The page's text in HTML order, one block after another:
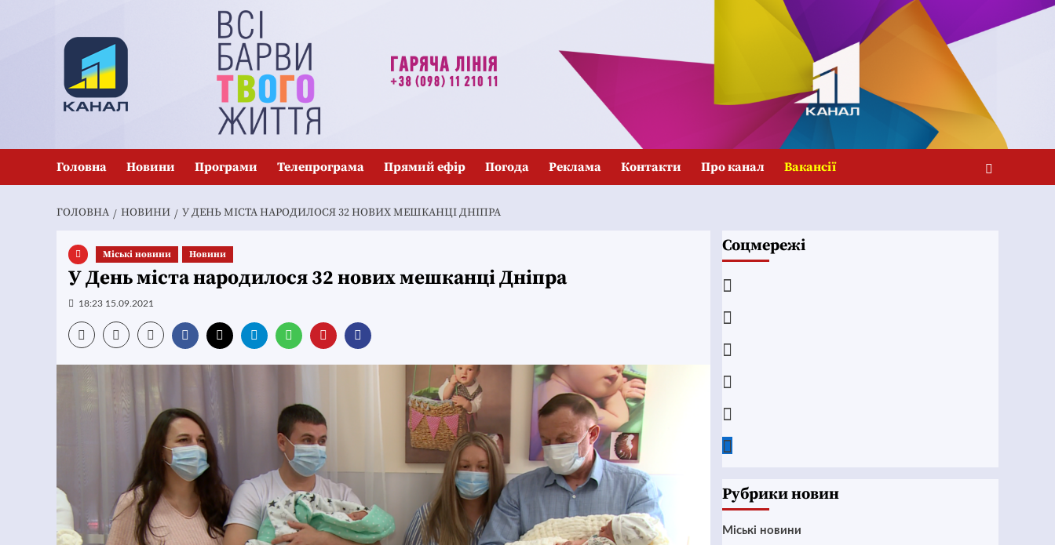
Головна Новини Програми Телепрограма Прямий ефір Погода Реклама Контакти Про канал Вакансії
ГОЛОВНА НОВИНИ У ДЕНЬ МІСТА НАРОДИЛОСЯ 32 НОВИХ МЕШКАНЦІ ДНІПРА
Mіські новини Новини
У День міста народилося 32 нових мешканці Дніпра
18:23 15.09.2021
Соцмережі
Рубрики новин
Mіські новини